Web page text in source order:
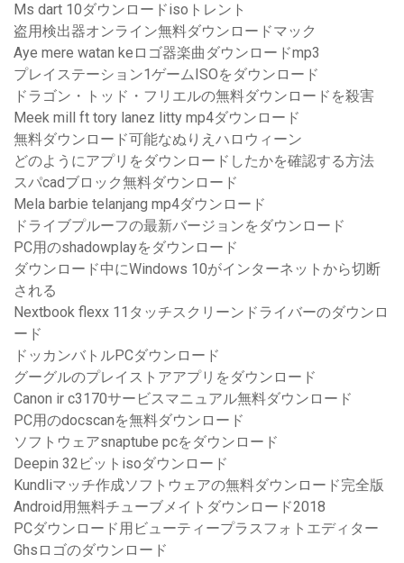
Ms dart 10ダウンロードisoトレント
盗用検出器オンライン無料ダウンロードマック
Aye mere watan keロゴ器楽曲ダウンロードmp3
プレイステーション1ゲームISOをダウンロード
ドラゴン・トッド・フリエルの無料ダウンロードを殺害
Meek mill ft tory lanez litty mp4ダウンロード
無料ダウンロード可能なぬりえハロウィーン
どのようにアプリをダウンロードしたかを確認する方法
スパcadブロック無料ダウンロード
Mela barbie telanjang mp4ダウンロード
ドライブプルーフの最新バージョンをダウンロード
PC用のshadowplayをダウンロード
ダウンロード中にWindows 10がインターネットから切断
される
Nextbook flexx 11タッチスクリーンドライバーのダウンロ
ード
ドッカンバトルPCダウンロード
グーグルのプレイストアアプリをダウンロード
Canon ir c3170サービスマニュアル無料ダウンロード
PC用のdocscanを無料ダウンロード
ソフトウェアsnaptube pcをダウンロード
Deepin 32ビットisoダウンロード
Kundliマッチ作成ソフトウェアの無料ダウンロード完全版
Android用無料チューブメイトダウンロード2018
PCダウンロード用ビューティープラスフォトエディター
Ghsロゴのダウンロード